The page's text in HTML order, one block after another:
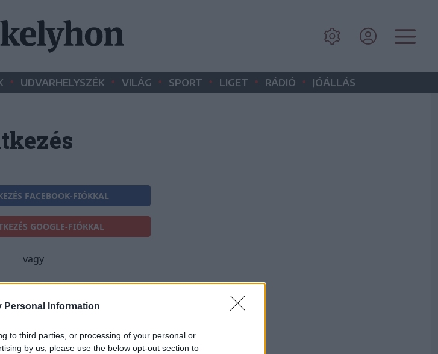
Personal Information
to third parties, or processing of your personal or
by us, please use the below opt-out section to
• UDVARHELYSZÉK • VILÁG • SPORT • LIGET • RÁDIÓ • JÓÁLLÁS
FACEBOOK-FIÓKKAL
GOOGLE-FIÓKKAL
vagy